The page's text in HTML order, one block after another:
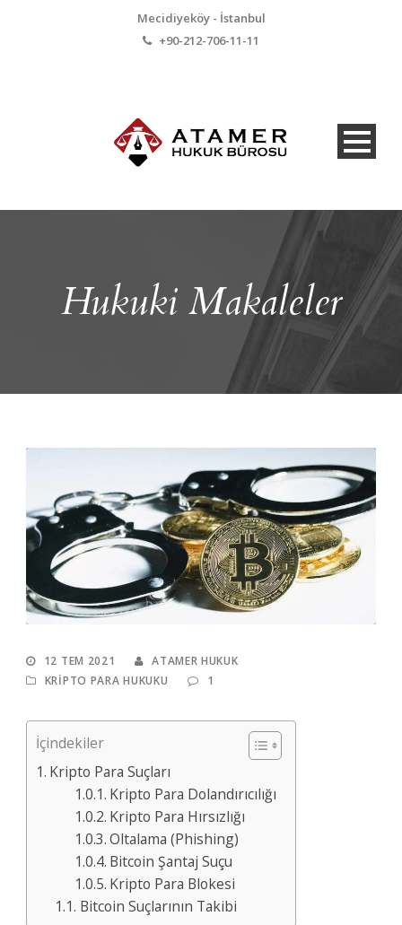
Mecidiyeköy - İstanbul
+90-212-706-11-11
Hukuki Makaleler
12 TEM 2021
ATAMER HUKUK
KRIPTO PARA HUKUKU
1
İçindekiler
Kripto Para Suçları
Kripto Para Dolandırıcılığı
Kripto Para Hırsızlığı
Oltalama (Phishing)
Bitcoin Şantaj Suçu
Kripto Para Blokesi
Bitcoin Suçlarının Takibi